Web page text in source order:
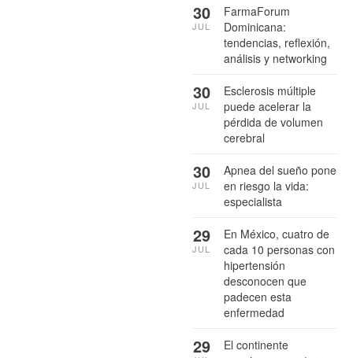
FarmaForum
Dominicana:
tendencias, reflexión,
análisis y networking
30
JUL
Esclerosis múltiple
puede acelerar la
pérdida de volumen
cerebral
30
JUL
Apnea del sueño pone
en riesgo la vida:
especialista
30
JUL
En México, cuatro de
cada 10 personas con
hipertensión
desconocen que
padecen esta
enfermedad
29
JUL
El continente
29